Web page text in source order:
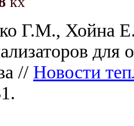
Г.М., Хойна
// Новости